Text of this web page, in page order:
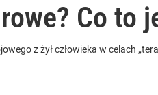
Co to
z żył człowieka w celach